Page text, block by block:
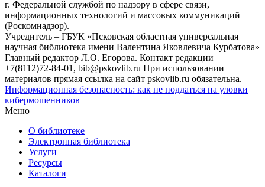
г. Федеральной службой по надзору в сфере связи,
информационных технологий и массовых коммуникаций
(Роскомнадзор).
Учредитель – ГБУК «Псковская областная универсальная
научная библиотека имени Валентина Яковлевича Курбатова»
Главный редактор Л.О. Егорова. Контакт редакции
+7(8112)72-84-01, bib@pskovlib.ru При использовании
материалов прямая ссылка на сайт pskovlib.ru обязательна.
Информационная безопасность: как не поддаться на уловки
кибермошенников
Меню
О библиотеке
Электронная библиотека
Услуги
Ресурсы
Каталоги